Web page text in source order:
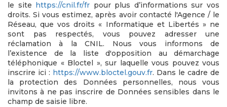
le site https://cnil.fr/fr pour plus d’informations sur vos
droits. Si vous estimez, après avoir contacté l'Agence / le
Réseau, que vos droits « Informatique et Libertés » ne
sont pas respectés, vous pouvez adresser une
réclamation à la CNIL. Nous vous informons de
l’existence de la liste d'opposition au démarchage
téléphonique « Bloctel », sur laquelle vous pouvez vous
inscrire ici : https://www.bloctel.gouv.fr. Dans le cadre de
la protection des Données personnelles, nous vous
invitons à ne pas inscrire de Données sensibles dans le
champ de saisie libre.